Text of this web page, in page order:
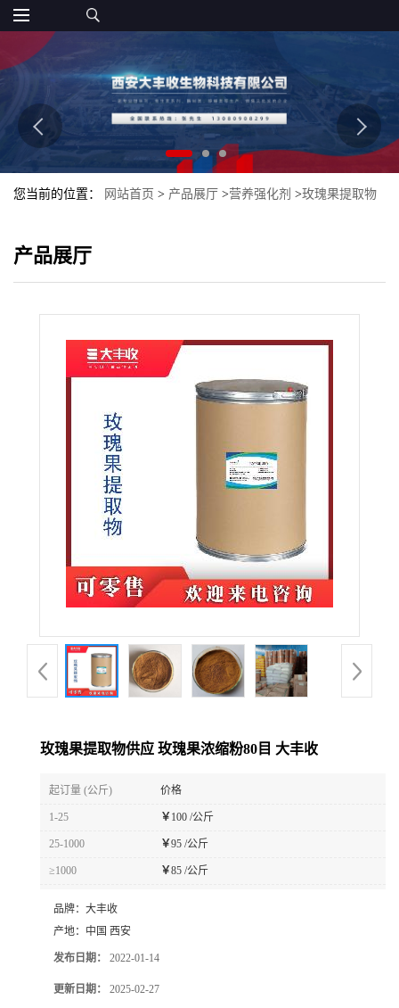
您当前的位置： 网站首页 > 产品展厅 >营养强化剂 >玫瑰果提取物
产品展厅
玫瑰果提取物供应 玫瑰果浓缩粉80目 大丰收
起订量 (公斤) 价格
1-25 ￥100 /公斤
25-1000 ￥95 /公斤
≥1000 ￥85 /公斤
品牌： 大丰收
产地： 中国 西安
发布日期： 2022-01-14
更新日期： 2025-02-27